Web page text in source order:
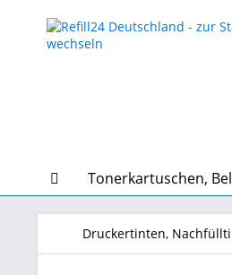
Tonerkartuschen,
Druckertinten,